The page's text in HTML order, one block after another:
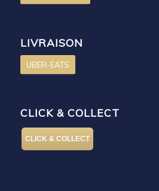
LIVRAISON
UBER-EATS
CLICK & COLLECT
CLICK & COLLECT